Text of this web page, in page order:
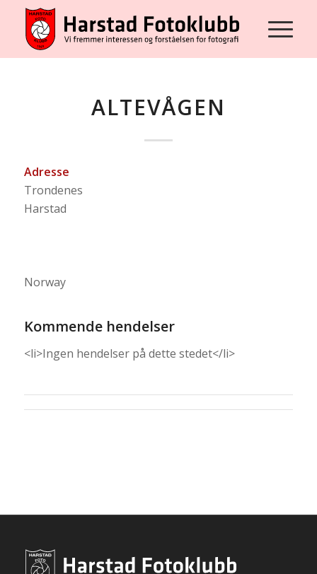
ALTEVÅGEN
Adresse
Trondenes
Harstad
Norway
Kommende hendelser
<li>Ingen hendelser på dette stedet</li>